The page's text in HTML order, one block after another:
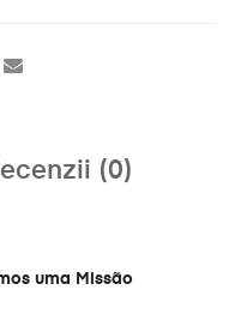
(0)
uma Missão